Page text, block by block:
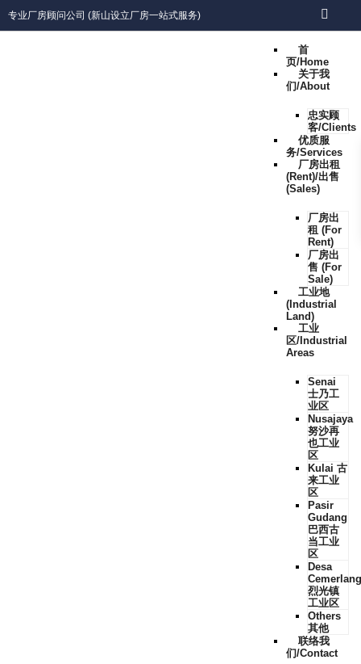
专业厂房顾问公司 (新山设立厂房一站式服务)
首
页/Home
关于我
们/About
忠实顾
客/Clients
优质服
务/Services
厂房出租
(Rent)/出售
(Sales)
厂房出
租 (For
Rent)
厂房出
售 (For
Sale)
工业地
(Industrial
Land)
工业
区/Industrial
Areas
Senai
士乃工
业区
Nusajaya
努沙再
也工业
区
Kulai 古
来工业
区
Pasir
Gudang
巴西古
当工业
区
Desa
Cemerlang
烈光镇
工业区
Others
其他
联络我
们/Contact